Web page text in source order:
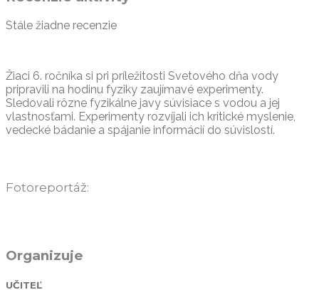
Stále žiadne recenzie
Žiaci 6. ročníka si pri príležitosti Svetového dňa vody
pripravili na hodinu fyziky zaujímavé experimenty.
Sledovali rôzne fyzikálne javy súvisiace s vodou a jej
vlastnosťami. Experimenty rozvíjali ich kritické myslenie,
vedecké bádanie a spájanie informácií do súvislostí.
Fotoreportáž:
Organizuje
UČITEĽ